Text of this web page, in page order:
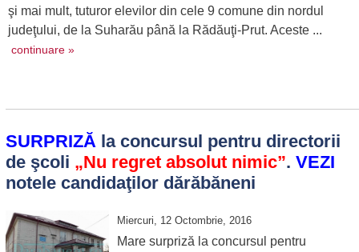
şi mai mult, tuturor elevilor din cele 9 comune din nordul
judeţului, de la Suharău până la Rădăuţi-Prut. Aceste ...
continuare »
SURPRIZĂla concursul pentru directorii
de şcoli „Nu regret absolut nimic”. VEZI
notele candidaţilor dărăbăneni
Miercuri, 12 Octombrie, 2016
Mare surpriză la concursul pentru